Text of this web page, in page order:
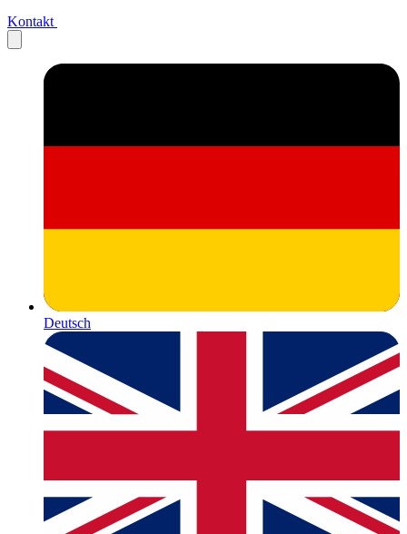
Kontakt
Deutsch